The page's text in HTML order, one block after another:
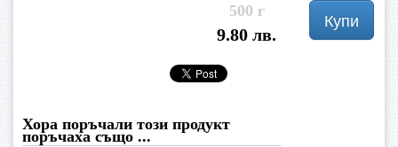
500 г
9.80 лв.
Купи
Хора поръчали този продукт
поръчаха също ...